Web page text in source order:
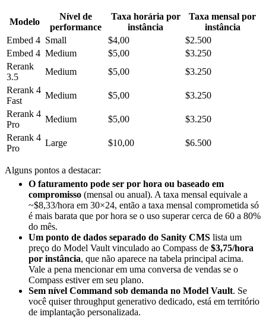
Modelo
Nível de
performance
Taxa horária por
instância
Taxa mensal por
instância
Embed 4 Small $4,00
$2.500
Embed 4 Medium $5,00
$3.250
Rerank
3.5
Medium $5,00
$3.250
Rerank 4
Fast
Medium $5,00
$3.250
Rerank 4
Pro
Medium $5,00
$3.250
Rerank 4
Pro
Large $10,00 $6.500
Alguns pontos a destacar:
O faturamento pode ser por hora ou baseado em
compromisso (mensal ou anual). A taxa mensal equivale a
~$8,33/hora em 30×24, então a taxa mensal comprometida só
é mais barata que por hora se o uso superar cerca de 60 a 80%
do mês.
Um ponto de dados separado do Sanity CMS lista um
preço do Model Vault vinculado ao Compass de $3,75/hora
por instância, que não aparece na tabela principal acima.
Vale a pena mencionar em uma conversa de vendas se o
Compass estiver em seu plano.
Sem nível Command sob demanda no Model Vault. Se
você quiser throughput generativo dedicado, está em território
de implantação personalizada.